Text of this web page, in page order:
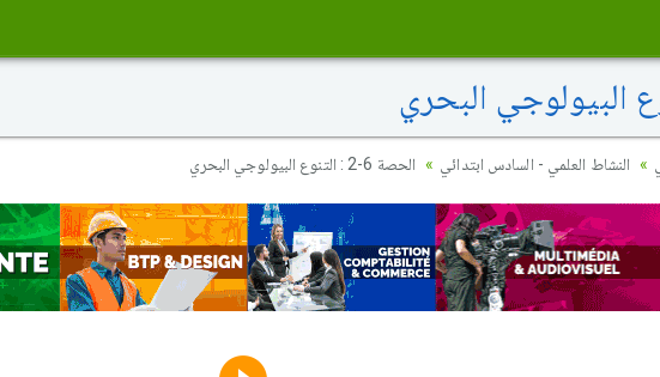
النشاط العلمي - السادس ابتدائي الحصة 6-2 : التنوع البيولوجي البحري